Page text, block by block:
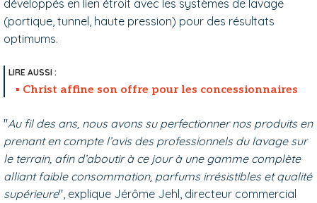
développés en lien étroit avec les systèmes de lavage
(portique, tunnel, haute pression) pour des résultats
optimums.
Christ affine son offre pour les concessionnaires
"Au fil des ans, nous avons su perfectionner nos produits en
prenant en compte l’avis des professionnels du lavage sur
le terrain, afin d’aboutir à ce jour à une gamme complète
alliant faible consommation, parfums irrésistibles et qualité
supérieure", explique Jérôme Jehl, directeur commercial